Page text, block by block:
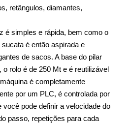
retângulos, diamantes,
é simples e rápida, bem como o
é então aspirada e
de sacos. A base do pilar
o rolo é de 250 Mt e é reutilizável
é completamente
por um PLC, é controlada por
você pode definir a velocidade do
passo, repetições para cada